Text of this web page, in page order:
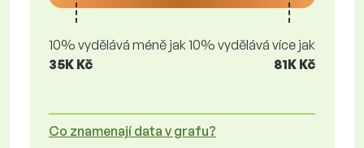
10% vydělává méně jak
35K Kč
10% vydělává více jak
81K Kč
Co znamenají data v grafu?